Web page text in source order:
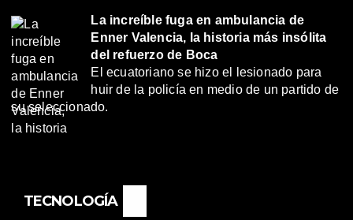
La increíble fuga en ambulancia de
Enner Valencia, la historia más insólita
del refuerzo de Boca
El ecuatoriano se hizo el lesionado para
huir de la policía en medio de un partido de
su seleccionado.
TECNOLOGÍA